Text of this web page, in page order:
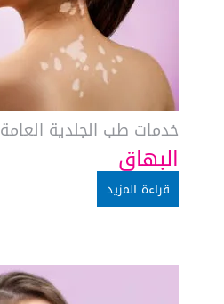
خدمات طب الجلدية العامة
البهاق
قراءة المزيد